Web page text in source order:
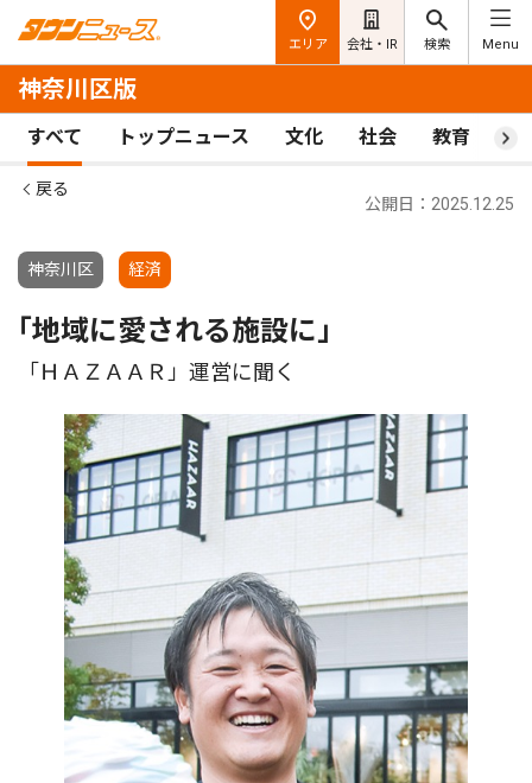
エリア 会社・IR 検索 Menu
神奈川区版
すべて トップニュース 文化 社会 教育 ス
戻る
神奈川区 経済
公開日：2025.12.25
｢地域に愛される施設に｣
「ＨＡＺＡＡＲ」運営に聞く